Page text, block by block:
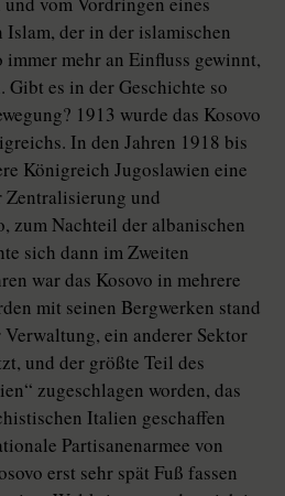
der in der islamischen
immer mehr an Einfluss gewinnt,
Gibt es in der Geschichte so
1913 wurde das Kosovo
In den Jahren 1918 bis
Königreich Jugoslawien eine
und
zum Nachteil der albanischen
sich dann im Zweiten
war das Kosovo in mehrere
mit seinen Bergwerken stand
ein anderer Sektor
und der größte Teil des
zugeschlagen worden, das
Italien geschaffen
Partisanenarmee von
erst sehr spät Fuß fassen